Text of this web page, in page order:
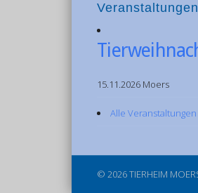
Veranstaltungen
15.11.2026 Moers
Alle Veranstaltungen
© 2026 TIERHEIM